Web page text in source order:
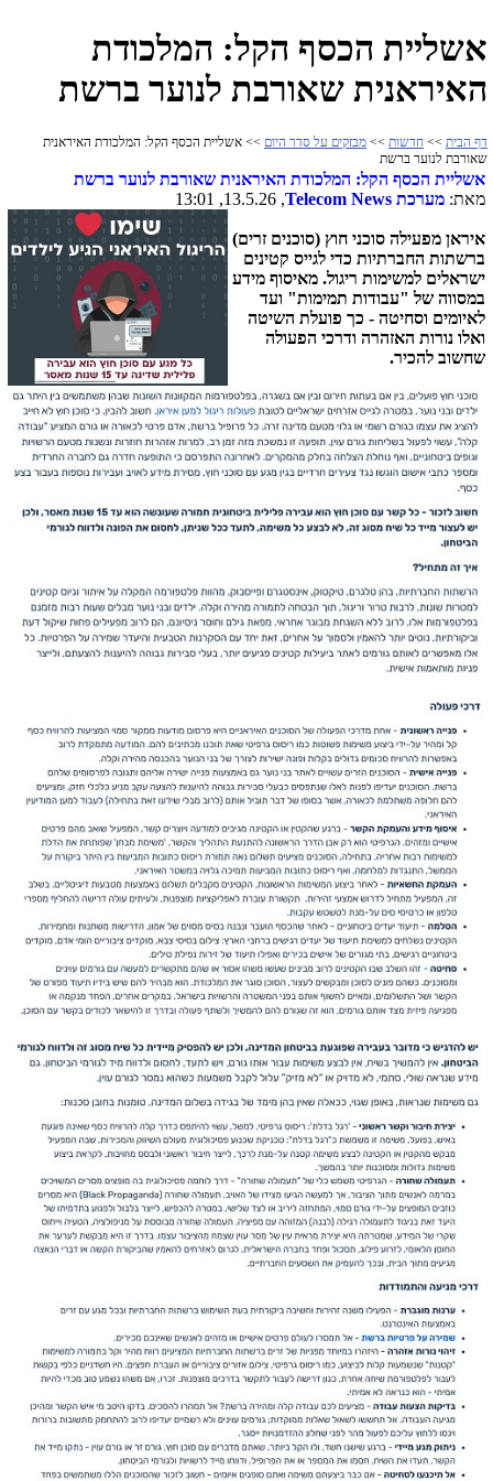
אשליית הכסף הקל: המלכודת
האיראנית שאורבת לנוער ברשת
דף הבית >> חדשות >> מבזקים על סדר היום >> אשליית הכסף הקל: המלכודת האיראנית
שאורבת לנוער ברשת
אשליית הכסף הקל: המלכודת האיראנית שאורבת לנוער ברשת
מאת: מערכת Telecom News
, 13.5.26, 13:01
איראן מפעילה סוכני חוץ (סוכנים זרים)
ברשתות החברתיות כדי לגייס קטינים
ישראלים למשימות ריגול. מאיסוף מידע
במסווה של "עבודות תמימות" ועד
לאיומים וסחיטה - כך פועלת השיטה
ואלו נורות האזהרה ודרכי הפעולה
שחשוב להכיר.